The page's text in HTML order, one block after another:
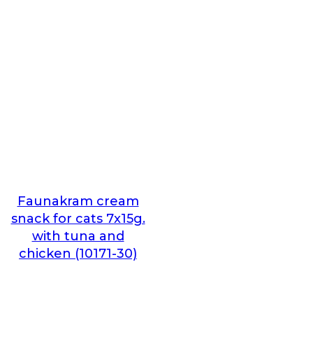
Faunakram cream
snack for cats 7x15g.
with tuna and
chicken (10171-30)